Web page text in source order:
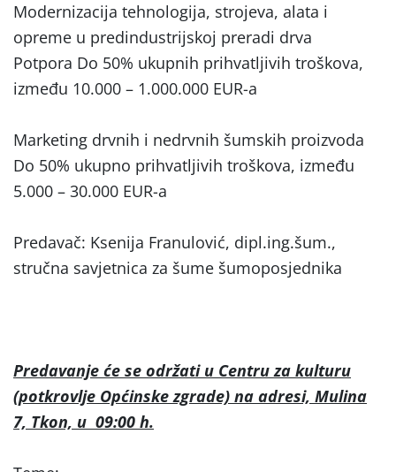
Modernizacija tehnologija, strojeva, alata i
opreme u predindustrijskoj preradi drva
Potpora Do 50% ukupnih prihvatljivih troškova,
između 10.000 – 1.000.000 EUR-a
Marketing drvnih i nedrvnih šumskih proizvoda
Do 50% ukupno prihvatljivih troškova, između
5.000 – 30.000 EUR-a
Predavač: Ksenija Franulović, dipl.ing.šum.,
stručna savjetnica za šume šumoposjednika
Predavanje će se održati u Centru za kulturu
(potkrovlje Općinske zgrade) na adresi, Mulina
7, Tkon, u 09:00 h.